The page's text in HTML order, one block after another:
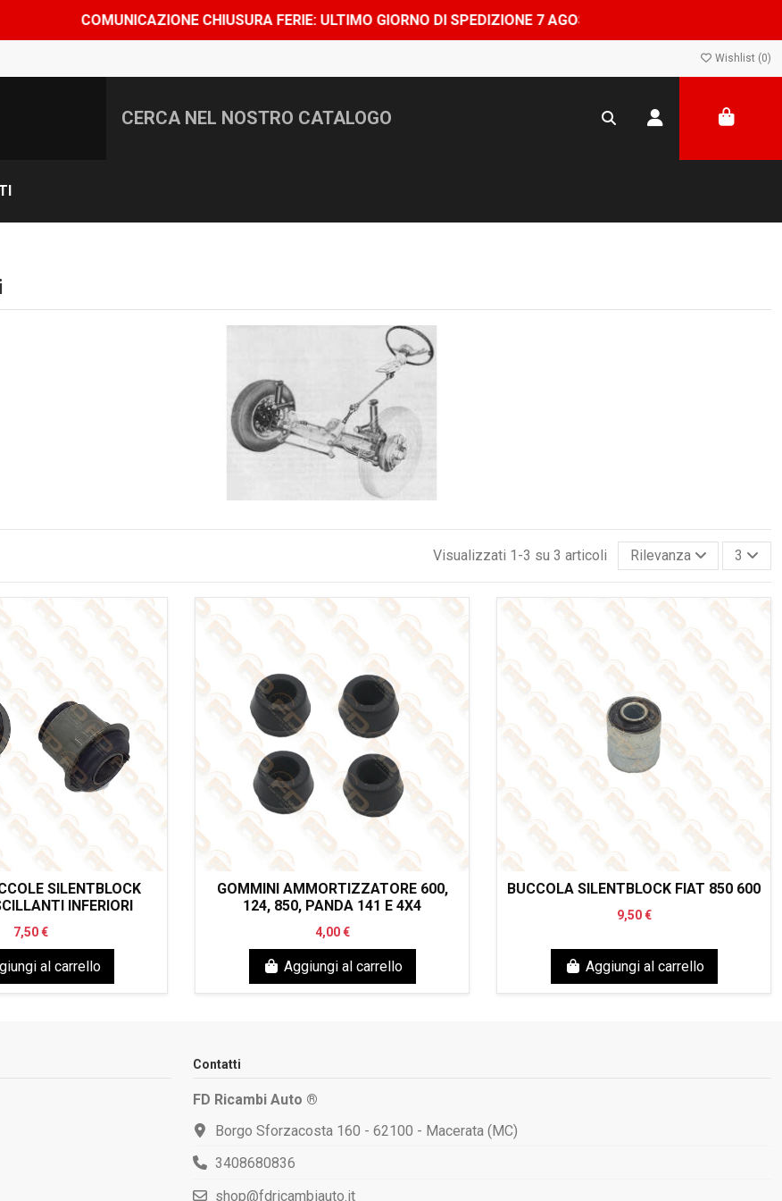
COMUNICAZIONE CHIUSURA FERIE: ULTIMO GIORNO DI SPEDIZIONE 7 AGOSTO, SHOP CHIUSO DAL 8 AL 24
Wishlist (0)
Visualizzati 1-3 su 3 articoli Rilevanza 3
SILENTBLOCK
INFERIORI
7,50 €
al carrello
GOMMINI AMMORTIZZATORE 600,
124, 850, PANDA 141 E 4X4
4,00 €
Aggiungi al carrello
BUCCOLA SILENTBLOCK FIAT 850 600
9,50 €
Aggiungi al carrello
Contatti
FD Ricambi Auto ®
Borgo Sforzacosta 160 - 62100 - Macerata (MC)
3408680836
shop@fdricambiauto.it